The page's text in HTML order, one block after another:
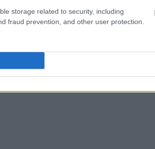
storage related to security, including
fraud prevention, and other user protection.